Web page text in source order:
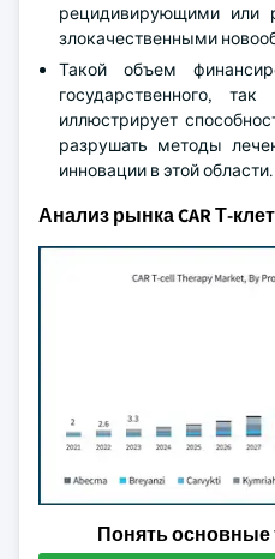
рецидивирующими или
злокачественными
Такой объем
государственного,
иллюстрирует
разрушать методы
инновации в этой области.
Анализ рынка CAR Т-
Понять